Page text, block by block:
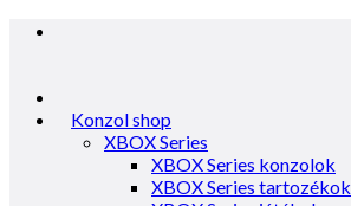
Konzol shop
XBOX Series
XBOX Series konzolok
XBOX Series tartozékok